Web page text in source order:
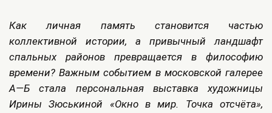
Как личная память становится частью
коллективной истории, а привычный ландшафт
спальных районов превращается в философию
времени? Важным событием в московской галерее
А—Б стала персональная выставка художницы
Ирины Зюськиной «Окно в мир. Точка отсчёта»,